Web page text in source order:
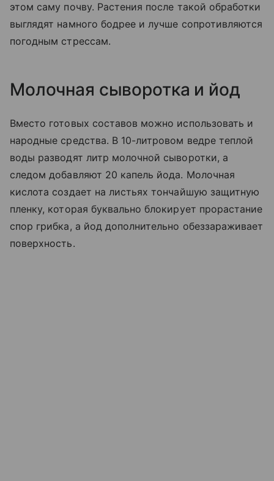
этом саму почву. Растения после такой обработки
выглядят намного бодрее и лучше сопротивляются
погодным стрессам.
Молочная сыворотка и йод
Вместо готовых составов можно использовать и
народные средства. В 10-литровом ведре теплой
воды разводят литр молочной сыворотки, а
следом добавляют 20 капель йода. Молочная
кислота создает на листьях тончайшую защитную
пленку, которая буквально блокирует прорастание
спор грибка, а йод дополнительно обеззараживает
поверхность.